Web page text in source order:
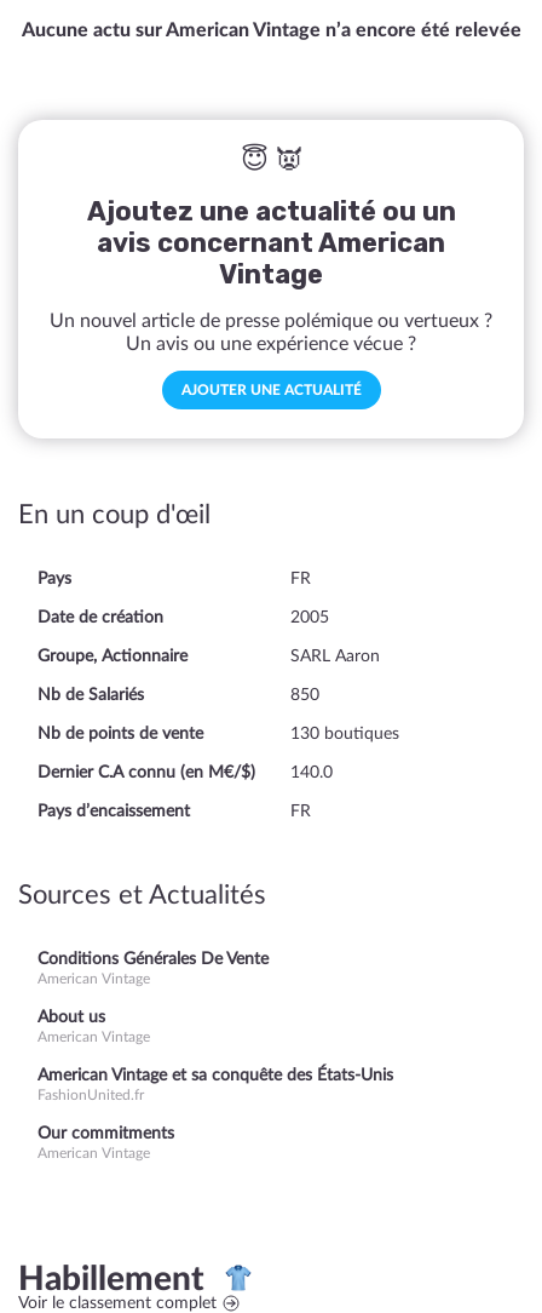
Aucune actu sur American Vintage n’a encore été relevée
😇 👿
Ajoutez une actualité ou un
avis concernant American
Vintage
Un nouvel article de presse polémique ou vertueux ?
Un avis ou une expérience vécue ?
AJOUTER UNE ACTUALITÉ
En un coup d'œil
Pays FR
Date de création 2005
Groupe, Actionnaire SARL Aaron
Nb de Salariés 850
Nb de points de vente 130 boutiques
Dernier C.A connu (en M€/$) 140.0
Pays d’encaissement FR
Sources et Actualités
Conditions Générales De Vente
American Vintage
About us
American Vintage
American Vintage et sa conquête des États-Unis
FashionUnited.fr
Our commitments
American Vintage
Habillement
Voir le classement complet